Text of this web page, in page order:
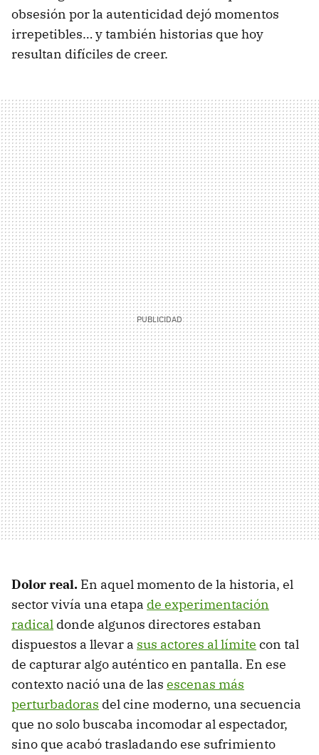
obsesión por la autenticidad dejó momentos
irrepetibles… y también historias que hoy
resultan difíciles de creer.
Dolor real. En aquel momento de la historia, el
sector vivía una etapa de experimentación
radical donde algunos directores estaban
dispuestos a llevar a sus actores al límite con tal
de capturar algo auténtico en pantalla. En ese
contexto nació una de las escenas más
perturbadoras del cine moderno, una secuencia
que no solo buscaba incomodar al espectador,
sino que acabó trasladando ese sufrimiento